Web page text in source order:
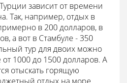
зависит от времени
Так, например, отдых в
в 200 долларов, в
а вот в Стамбуле - 350
тур для двоих можно
1000 до 1500 долларов. А
отыскать горящую